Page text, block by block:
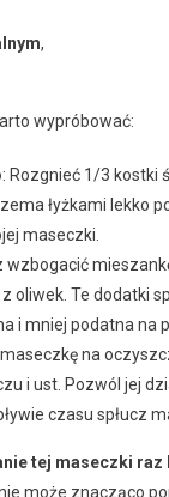
,
wypróbować:
: Rozgnieć 1/3 kostki
łyżkami lekko
maseczki.
wzbogacić
oliwek. Te dodatki
i mniej podatna na
maseczkę na
i ust. Pozwól jej
czasu spłucz
tej maseczki raz
może znacząco